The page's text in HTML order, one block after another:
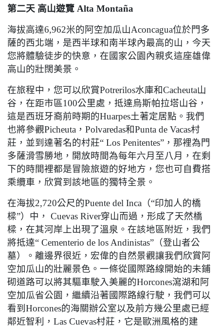
第二天 高山遊覽 Alta Montaña
海拔高達6,962米的阿空加瓜山Aconcagua位於門多
薩的西北端，是西半球和南半球內最高的山，今天
您將體驗徒步的快意，在國家公園內親炙這座雄偉
高山的壯闊美景。
在旅程中，您可以欣賞Potrerilos水庫和Cacheuta山
谷，在距市區100公里處，抵達烏斯帕拉塔山谷，
這是西班牙裔前時期的Huarpes土著定居點。我們
也將參觀Picheuta ， Polvaredas和Punta de Vacas村
莊，並到達著名的村莊“ Los Penitentes” ，那裡為門
多薩滑雪勝地，開放時間為每年六月至八月，在剩
下的時間裡都是冒險旅遊的好地方，您也可自費搭
乘纜車，欣賞到該地區的獨特全景。
在海拔2,720公尺的Puente del Inca （“印加人的橋
樑”）中， Cuevas River穿山而過，形成了天然橋
樑，在其河岸上出現了溫泉。在該地區附近，我們
將抵達“ Cementerio de los Andinistas” （登山者公
墓）。離邊界很近，宏偉的自然景觀讓我們欣賞阿
空加瓜山的壯麗景色。一條從國際路線開始的未鋪
砌道路可以將其驅車駛入美麗的Horcones瀉湖和阿
空加瓜省公園，繼續沿著國際路線行駛，我們可以
看到 Horcones的海關辦公室以及前方幾公里處已經
鄰近智利， Las Cuevas村莊，它是歐洲風格的建